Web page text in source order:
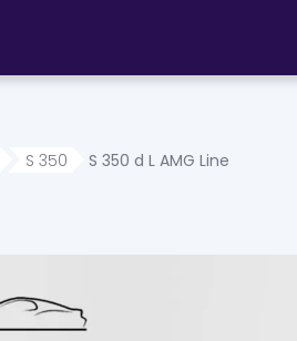
S 350 S 350 d L AMG Line